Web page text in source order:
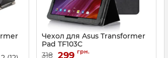
Чехол для Asus Transformer
Pad TF103C
Артикул:736
318 299 грн.